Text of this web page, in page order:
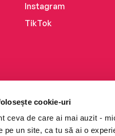
cookie-uri
ceva de care ai mai auzit -
pe un site, ca tu să ai o
Instagram
TikTok